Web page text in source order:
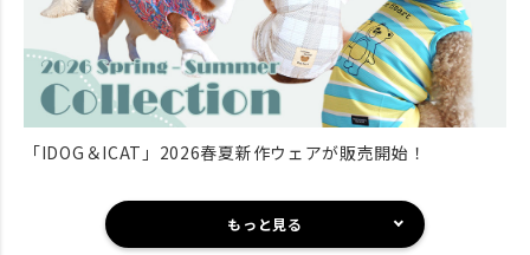
「IDOG＆ICAT」2026春夏新作ウェアが販売開始！
もっと見る